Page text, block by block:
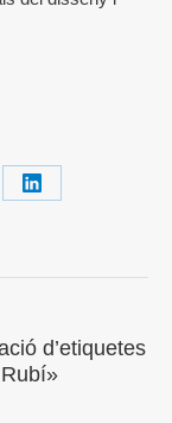
Share
d’etiquetes